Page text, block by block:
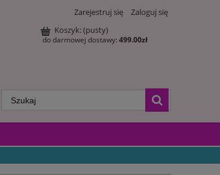
Zarejestruj się
Zaloguj się
Koszyk:(pusty)
do darmowej dostawy: 499.00zł